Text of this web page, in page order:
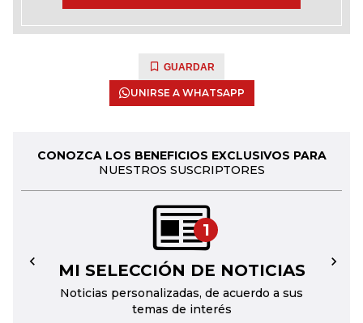
GUARDAR
UNIRSE A WHATSAPP
CONOZCA LOS BENEFICIOS EXCLUSIVOS PARA
NUESTROS SUSCRIPTORES
1
MI SELECCIÓN DE NOTICIAS
Noticias personalizadas, de acuerdo a sus
temas de interés
← →